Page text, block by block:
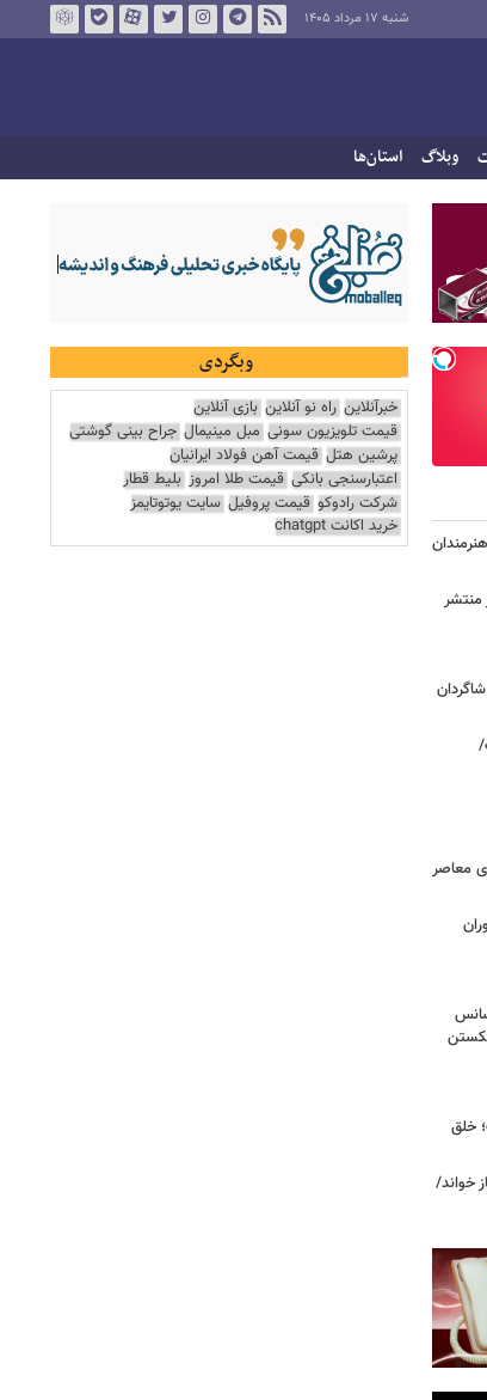
شنبه ۱۷ مرداد ۱۴۰۵
وبلاگ استان‌ها
منتشر
معاصر
خلق
خواند/
وبگردی
خبرآنلاین راه نو آنلاین بازی آنلاین
قیمت تلویزیون سونی مبل مینیمال جراح بینی گوشتی
پرشین هتل قیمت آهن فولاد ایرانیان
اعتبارسنجی بانکی قیمت طلا امروز بلیط قطار
شرکت رادوکو قیمت پروفیل سایت یوتوتایمز
خرید اکانت chatgpt